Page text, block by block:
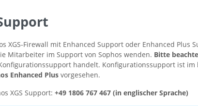
XGS-Firewall mit Enhanced Support oder Enhanced
Mitarbeiter im Support von Sophos wenden. Bitte
handelt. Konfigurationssupport ist im
Enhanced Plus vorgesehen.
XGS Support: +49 1806 767 467 (in englischer Sprache)